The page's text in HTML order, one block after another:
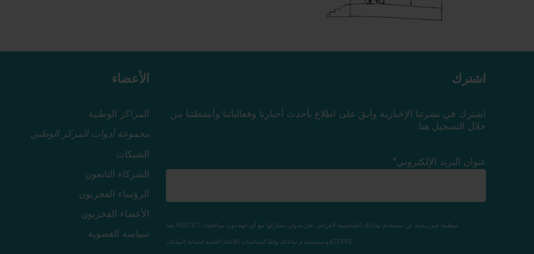
الأعضاء
المراكز الوطنية
مجموعة أدوات المركز الوطني
الشبكات
الشركاء التابعون
الرؤساء الفخريون
الأعضاء الفخريون
سياسة العضوية
اشترك
اشترك في نشرتنا الإخبارية وابقَ على اطلاع بأحدث أخبارنا وفعالياتنا وأنشطتنا من
خلال التسجيل هنا:
عنوان البريد الإلكتروني*
تعد ASSITEJ منظمة غير ربحية. لن نستخدم بياناتك الشخصية لأغراض تجارية ولن نشاركها مع أي جهة دون موافقتك.
وسنستخدم بياناتك وفقًا لسياسات اللائحة العامة لحماية البيانات (GDPR).